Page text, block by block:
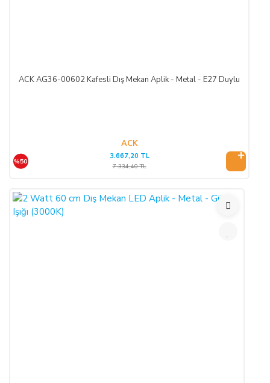
ACK AG36-00602 Kafesli Dış Mekan Aplik - Metal - E27 Duylu
ACK
%50
3.667,20 TL
7.334,40 TL